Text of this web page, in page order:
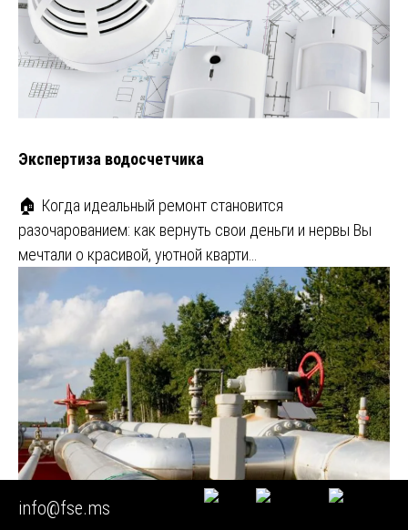
Экспертиза водосчетчика
🏠 Когда идеальный ремонт становится
разочарованием: как вернуть свои деньги и нервы Вы
мечтали о красивой, уютной кварти…
info@fse.ms